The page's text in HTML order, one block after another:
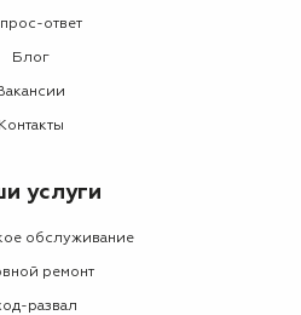
ответ
Блог
Контакты
услуги
обслуживание
ремонт
развал